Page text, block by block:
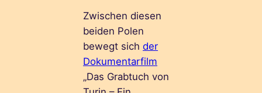
Zwischen diesen
beiden Polen
bewegt sichder
Dokumentarfilm
„Das Grabtuch von